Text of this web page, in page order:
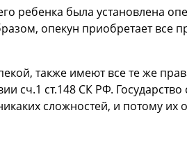
ребенка была установлена
опекун приобретает
также имеют все те же
сч.1 ст.148 СК РФ.
сложностей, и потому